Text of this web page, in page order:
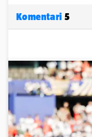
Komentari 5